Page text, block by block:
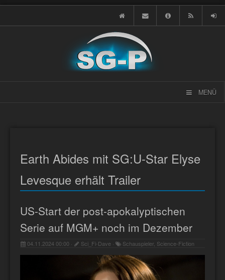
MENÜ
Earth Abides mit SG:U-Star Elyse
Levesque erhält Trailer
US-Start der post-apokalyptischen
Serie auf MGM+ noch im Dezember
04.11.2024 00:00 · Sci_Fi-Dave · Schauspieler, Science-Fiction